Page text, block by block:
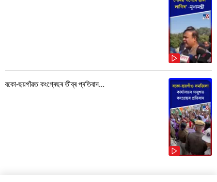
বকো-ছয়গাঁৱত কংগ্ৰেছৰ তীব্ৰ প্ৰতিবাদ...